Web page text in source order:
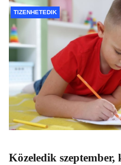
TIZENHETEDIK
Közeledik szeptember,